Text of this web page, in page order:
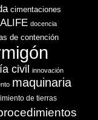
cimentaciones
docencia
de contención
civil innovación
maquinaria
de tierras